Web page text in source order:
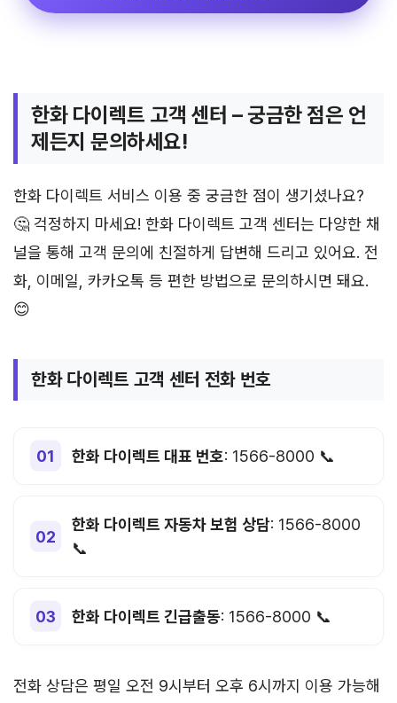
한화 다이렉트 고객 센터 – 궁금한 점은 언
제든지 문의하세요!
한화 다이렉트 서비스 이용 중 궁금한 점이 생기셨나요?
🤔 걱정하지 마세요! 한화 다이렉트 고객 센터는 다양한 채
널을 통해 고객 문의에 친절하게 답변해 드리고 있어요. 전
화, 이메일, 카카오톡 등 편한 방법으로 문의하시면 돼요.
😊
한화 다이렉트 고객 센터 전화 번호
한화 다이렉트 대표 번호: 1566-8000 📞
한화 다이렉트 자동차 보험 상담: 1566-8000
📞
한화 다이렉트 긴급출동: 1566-8000 📞
전화 상담은 평일 오전 9시부터 오후 6시까지 이용 가능해